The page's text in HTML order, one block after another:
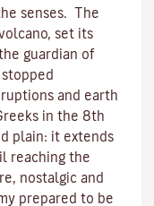
senses. The
set its
guardian of
and earth
in the 8th
plain: it extends
reaching the
nostalgic and
prepared to be